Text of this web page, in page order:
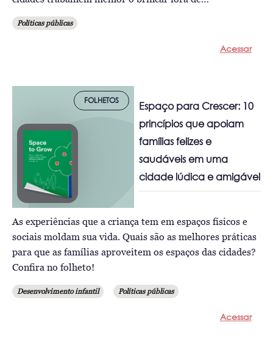
Políticas públicas
Acessar
FOLHETOS
Espaço para Crescer: 10
princípios que apoiam
famílias felizes e
saudáveis em uma
cidade lúdica e amigável
As experiências que a criança tem em espaços físicos e
sociais moldam sua vida. Quais são as melhores práticas
para que as famílias aproveitem os espaços das cidades?
Confira no folheto!
Desenvolvimento infantil Políticas públicas
Acessar